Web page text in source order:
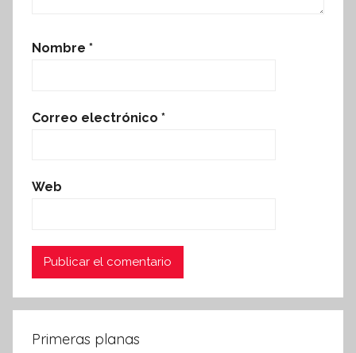
Nombre *
Correo electrónico *
Web
Primeras planas